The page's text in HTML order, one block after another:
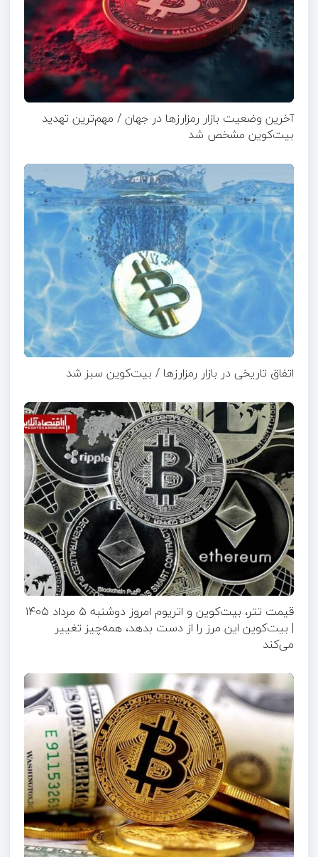
آخرین وضعیت بازار رمزارزها در جهان / مهم‌ترین تهدید
بیت‌کوین مشخص شد
اتفاق تاریخی در بازار رمزارزها / بیت‌کوین سبز شد
قیمت تتر، بیت‌کوین و اتریوم امروز دوشنبه ۵ مرداد ۱۴۰۵
| بیت‌کوین این مرز را از دست بدهد، همه‌چیز تغییر
می‌کند